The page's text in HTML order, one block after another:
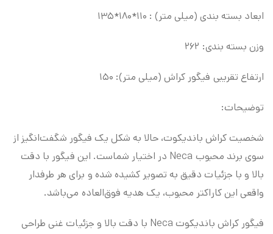
ابعاد بسته بندی (میلی متر) : ۱۱۰*۱۸۰*۱۳۵
وزن بسته بندی: ۲۶۲
ارتفاع تقریبی فیگور کراش (میلی متر): ۱۵۰
توضیحات:
شخصیت کراش باندیکوت، حالا به شکل یک فیگور شگفت‌انگیز از
سوی برند محبوب Neca در اختیار شماست. این فیگور با دقت
بالا و با جزئیات دقیق به تصویر کشیده شده و برای هر طرفدار
واقعی این کاراکتر محبوب، یک هدیه فوق‌العاده می‌باشد.
فیگور کراش باندیکوت Neca با دقت بالا و جزئیات غنی طراحی